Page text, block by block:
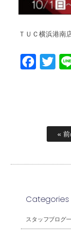
ＴＵＣ横浜港南
«
Categories
スタッフブログ